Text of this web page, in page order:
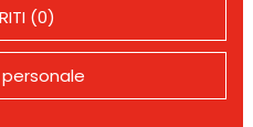
(0)